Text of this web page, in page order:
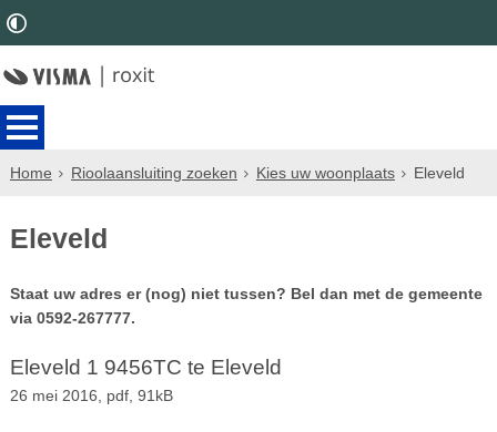
Home Rioolaansluiting zoeken Kies uw woonplaats Eleveld
Eleveld
Staat uw adres er (nog) niet tussen? Bel dan met de gemeente
via 0592-267777.
Eleveld 1 9456TC te Eleveld
26 mei 2016, pdf, 91kB